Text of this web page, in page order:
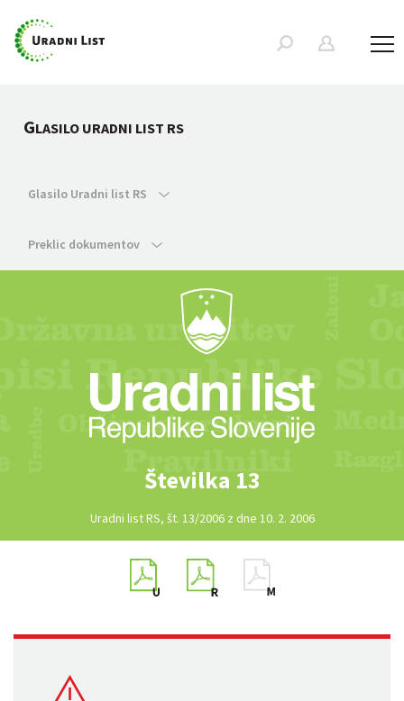
GLASILO URADNI LIST RS
Glasilo Uradni list RS
Preklic dokumentov
Številka 13
Uradni list RS, št. 13/2006 z dne 10. 2. 2006